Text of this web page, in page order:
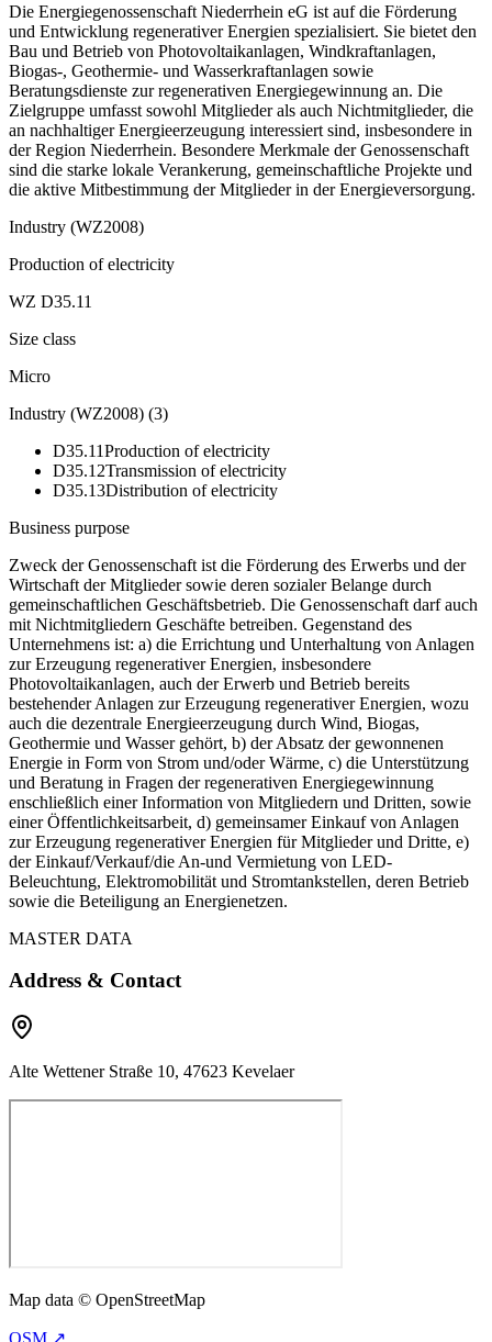
Die Energiegenossenschaft Niederrhein eG ist auf die Förderung
und Entwicklung regenerativer Energien spezialisiert. Sie bietet den
Bau und Betrieb von Photovoltaikanlagen, Windkraftanlagen,
Biogas-, Geothermie- und Wasserkraftanlagen sowie
Beratungsdienste zur regenerativen Energiegewinnung an. Die
Zielgruppe umfasst sowohl Mitglieder als auch Nichtmitglieder, die
an nachhaltiger Energieerzeugung interessiert sind, insbesondere in
der Region Niederrhein. Besondere Merkmale der Genossenschaft
sind die starke lokale Verankerung, gemeinschaftliche Projekte und
die aktive Mitbestimmung der Mitglieder in der Energieversorgung.
Industry (WZ2008)
Production of electricity
WZ D35.11
Size class
Micro
Industry (WZ2008) (3)
D35.11Production of electricity
D35.12Transmission of electricity
D35.13Distribution of electricity
Business purpose
Zweck der Genossenschaft ist die Förderung des Erwerbs und der
Wirtschaft der Mitglieder sowie deren sozialer Belange durch
gemeinschaftlichen Geschäftsbetrieb. Die Genossenschaft darf auch
mit Nichtmitgliedern Geschäfte betreiben. Gegenstand des
Unternehmens ist: a) die Errichtung und Unterhaltung von Anlagen
zur Erzeugung regenerativer Energien, insbesondere
Photovoltaikanlagen, auch der Erwerb und Betrieb bereits
bestehender Anlagen zur Erzeugung regenerativer Energien, wozu
auch die dezentrale Energieerzeugung durch Wind, Biogas,
Geothermie und Wasser gehört, b) der Absatz der gewonnenen
Energie in Form von Strom und/oder Wärme, c) die Unterstützung
und Beratung in Fragen der regenerativen Energiegewinnung
enschließlich einer Information von Mitgliedern und Dritten, sowie
einer Öffentlichkeitsarbeit, d) gemeinsamer Einkauf von Anlagen
zur Erzeugung regenerativer Energien für Mitglieder und Dritte, e)
der Einkauf/Verkauf/die An-und Vermietung von LED-
Beleuchtung, Elektromobilität und Stromtankstellen, deren Betrieb
sowie die Beteiligung an Energienetzen.
MASTER DATA
Address & Contact
Alte Wettener Straße 10, 47623 Kevelaer
Map data © OpenStreetMap